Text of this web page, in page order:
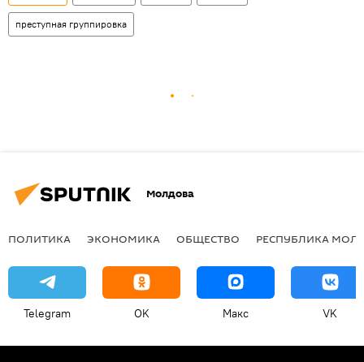
преступная группировка
Молдова
ПОЛИТИКА ЭКОНОМИКА ОБЩЕСТВО РЕСПУБЛИКА
Telegram OK Макс VK